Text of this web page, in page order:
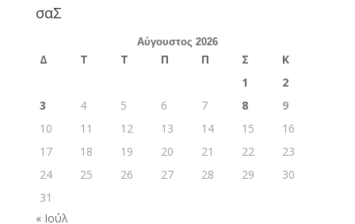
σαΣ
Αύγουστος 2026
Δ Τ Τ Π Π Σ
Κ
1
2
3
4 5 6 7 8
9
10
11 12 13 14 15
16
17
18 19 20 21 22
23
24
25 26 27 28 29
30
31
« Ιούλ